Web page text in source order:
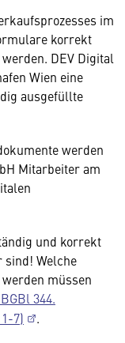
im
korrekt
DEV Digital
Wien eine
ausgefüllte
werden
Mitarbeiter am
und korrekt
Welche
müssen
344.
7)
.